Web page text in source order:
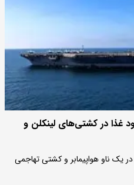
غذا در کشتی‌های لینکلن و
در یک ناو هواپیمابر و کشتی تهاجمی